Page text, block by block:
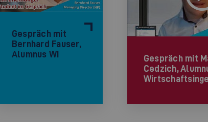
Gespräch mit
Bernhard Fauser,
Alumnus WI
Gespräch mit
Cedzich,